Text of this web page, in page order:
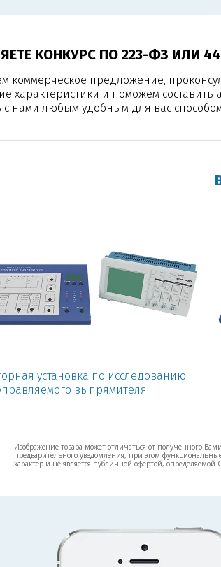
КОНКУРС ПО 223-ФЗ ИЛИ
коммерческое предложение,
характеристики и поможем
с нами любым удобным для вас
установка по исследованию
выпрямителя
Изображение товара может отличаться от полученного
предварительного уведомления, при этом
характер и не является публичной офертой, определяемой